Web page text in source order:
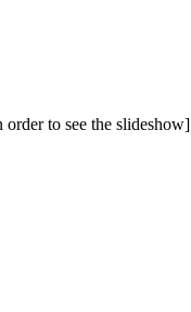
order to see the slideshow]